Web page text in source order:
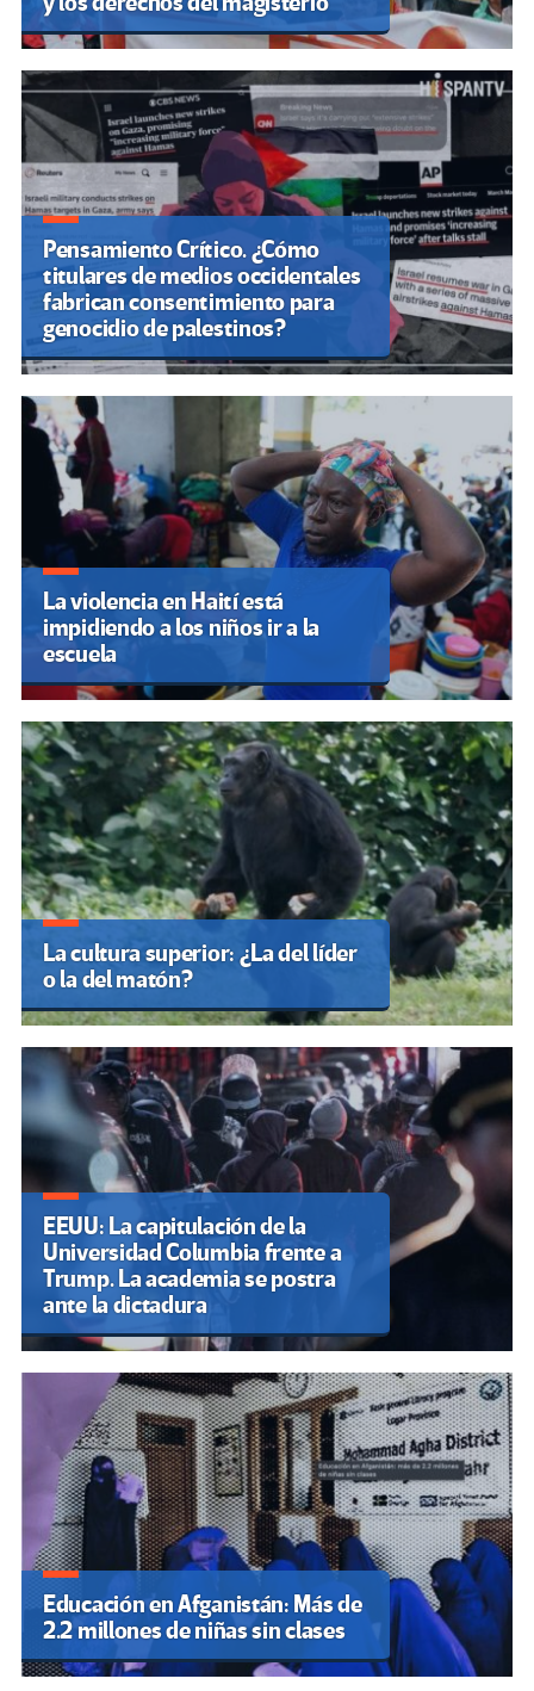
Pensamiento Crítico. ¿Cómo
titulares de medios occidentales
fabrican consentimiento para
genocidio de palestinos?
La violencia en Haití está
impidiendo a los niños ir a la
escuela
La cultura superior: ¿La del líder
o la del matón?
EEUU: La capitulación de la
Universidad Columbia frente a
Trump. La academia se postra
ante la dictadura
Educación en Afganistán: Más de
2.2 millones de niñas sin clases